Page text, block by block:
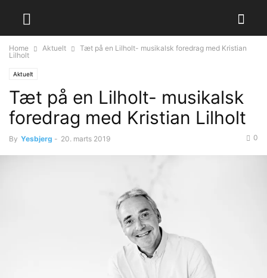
Home Aktuelt
Tæt på en Lilholt- musikalsk foredrag med Kristian
Lilholt
Aktuelt
Tæt på en Lilholt- musikalsk
foredrag med Kristian Lilholt
By Yesbjerg - 20. marts 2019 0